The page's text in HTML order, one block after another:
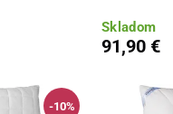
Skladom
91,90 €
-10%